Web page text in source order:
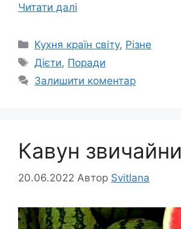
Читати далі
Категорії
Кухня країн світу, Різне
Позначки
Дієти, Поради
Залишити коментар
Кавун
20.06.2022 Автор Svitlana